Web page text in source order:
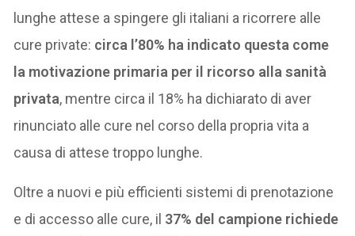
lunghe attese a spingere gli italiani a ricorrere alle
cure private: circa l’80% ha indicato questa come
la motivazione primaria per il ricorso alla sanità
privata, mentre circa il 18% ha dichiarato di aver
rinunciato alle cure nel corso della propria vita a
causa di attese troppo lunghe.
Oltre a nuovi e più efficienti sistemi di prenotazione
e di accesso alle cure, il 37% del campione richiede